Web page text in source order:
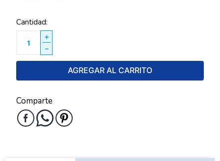
Cantidad
＋
－
AGREGAR AL CARRITO
Comparte